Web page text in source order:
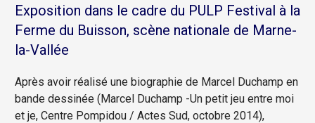
Exposition dans le cadre du PULP Festival à la
Ferme du Buisson, scène nationale de Marne-
la-Vallée
Après avoir réalisé une biographie de Marcel Duchamp en
bande dessinée (Marcel Duchamp -Un petit jeu entre moi
et je, Centre Pompidou / Actes Sud, octobre 2014),